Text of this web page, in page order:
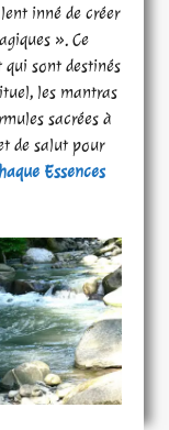
inné de créer
». Ce
qui sont destinés
les mantras
sacrées à
de salut pour
Essences